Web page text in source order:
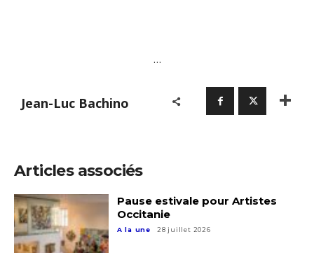
Prénom
Statut / Organisation
Adresse email*
Nom
…
Jean-Luc Bachino
Articles associés
Pause estivale pour Artistes
Occitanie
A la une 28 juillet 2026